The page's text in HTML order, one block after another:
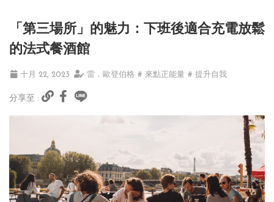
職場商業經濟
影片專區
關於我們
「第三場所」的魅力：下班後適合充電放鬆
的法式餐酒館
十月 22, 2023 雷．歐登伯格 # 來點正能量 # 提升自我
分享至 :